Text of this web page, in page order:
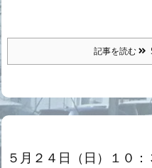
記事を読む
５月２４日（日）１０